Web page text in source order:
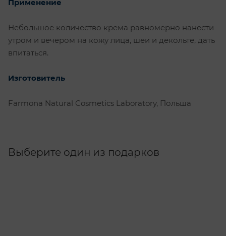
Применение
Небольшое количество крема равномерно нанести
утром и вечером на кожу лица, шеи и декольте, дать
впитаться.
Изготовитель
Farmona Natural Cosmetics Laboratory, Польша
Выберите один из подарков